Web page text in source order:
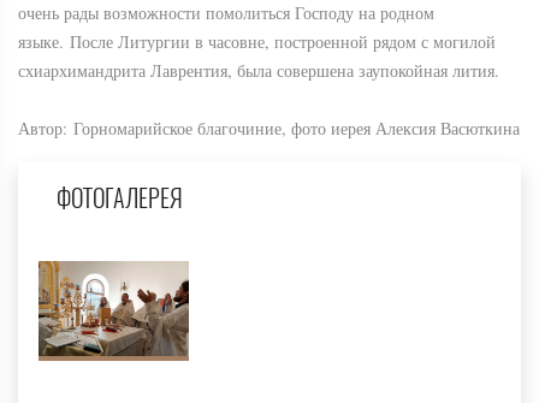
очень рады возможности помолиться Господу на родном
языке. После Литургии в часовне, построенной рядом с могилой
схиархимандрита Лаврентия, была совершена заупокойная лития.
Автор: Горномарийское благочиние, фото иерея Алексия Васюткина
ФОТОГАЛЕРЕЯ